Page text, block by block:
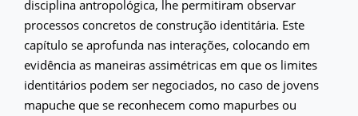
disciplina antropológica, lhe permitiram observar
processos concretos de construção identitária. Este
capítulo se aprofunda nas interações, colocando em
evidência as maneiras assimétricas em que os limites
identitários podem ser negociados, no caso de jovens
mapuche que se reconhecem como mapurbes ou